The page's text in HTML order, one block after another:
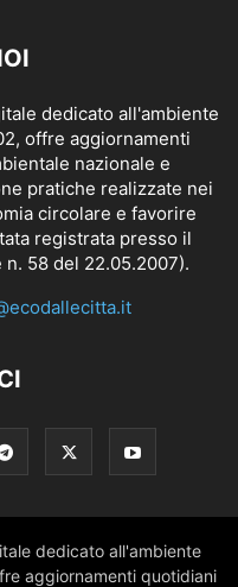
dedicato all'ambiente
offre aggiornamenti
nazionale e
pratiche realizzate nei
circolare e favorire
registrata presso il
58 del 22.05.2007).
dedicato all'ambiente
aggiornamenti quotidiani